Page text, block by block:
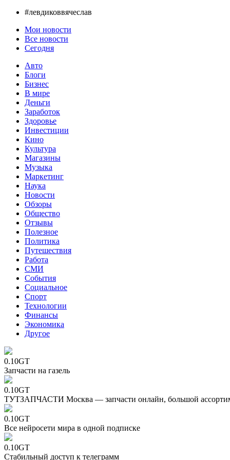
#левдиковвячеслав
Мои новости
Все новости
Сегодня
Авто
Блоги
Бизнес
В мире
Деньги
Заработок
Здоровье
Инвестиции
Кино
Культура
Магазины
Музыка
Маркетинг
Наука
Новости
Обзоры
Общество
Отзывы
Полезное
Политика
Путешествия
Работа
СМИ
События
Социальное
Спорт
Технологии
Финансы
Экономика
Другое
0.10GT
Запчасти на газель
0.10GT
ТУТЗАПЧАСТИ Москва — запчасти онлайн, большой
0.10GT
Все нейросети мира в одной подписке
0.10GT
Стабильный доступ к телеграмм